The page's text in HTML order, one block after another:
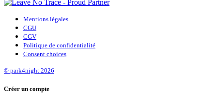
Mentions légales
CGU
CGV
Politique de confidentialité
Consent choices
© park4night 2026
Créer un compte